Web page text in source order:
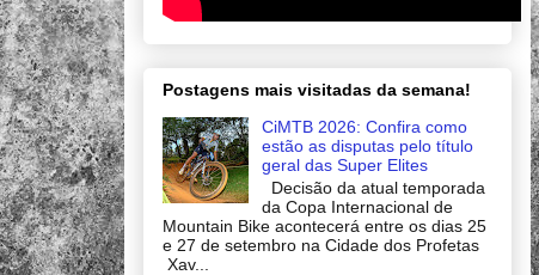
Postagens mais visitadas da semana!
CiMTB 2026: Confira como
estão as disputas pelo título
geral das Super Elites
Decisão da atual temporada
da Copa Internacional de
Mountain Bike acontecerá entre os dias 25
e 27 de setembro na Cidade dos Profetas
Xav...